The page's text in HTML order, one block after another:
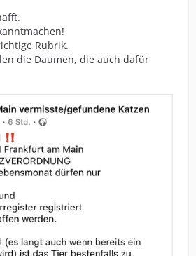
Rubrik.
die Daumen, die auch dafür